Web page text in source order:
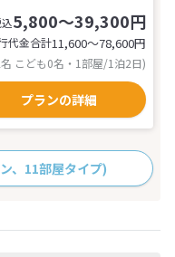
5,800～39,300円
代金合計11,600〜78,600円
こども0名・1部屋/1泊2日)
プランの詳細
、11部屋タイプ)